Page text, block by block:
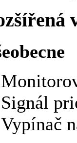
Signál
Vypínač